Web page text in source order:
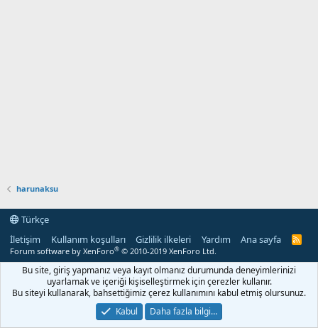
harunaksu
Türkçe
İletişim
Kullanım koşulları Gizlilik ilkeleri Yardım Ana sayfa
R
Forum software by XenForo® © 2010-2019 XenForo Ltd.
Bu site, giriş yapmanız veya kayıt olmanız durumunda deneyimlerinizi
uyarlamak ve içeriği kişiselleştirmek için çerezler kullanır.
Bu siteyi kullanarak, bahsettiğimiz çerez kullanımını kabul etmiş olursunuz.
Kabul
Daha fazla bilgi…